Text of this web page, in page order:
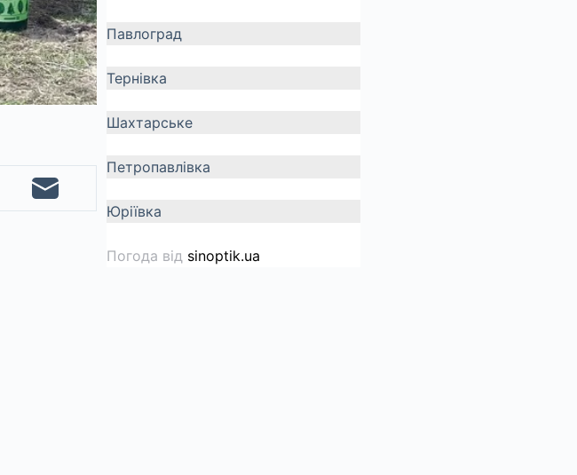
Павлоград
Тернівка
Шахтарське
Петропавлівка
Юріївка
Погода від sinoptik.ua